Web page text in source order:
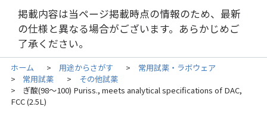
掲載内容は当ページ掲載時点の情報のため、最新
の仕様と異なる場合がございます。あらかじめご
了承ください。
ホーム > 用途からさがす > 常用試薬・ラボウェア
> 常用試薬 > その他試薬
>
ぎ酸(98～100) Puriss., meets analytical specifications of DAC,
FCC (2.5L)